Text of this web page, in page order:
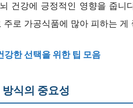
건강에 긍정적인 영향을 줍니
주로 가공식품에 많아 피하는 게
강한 선택을 위한 팁 모음
식의 중요성